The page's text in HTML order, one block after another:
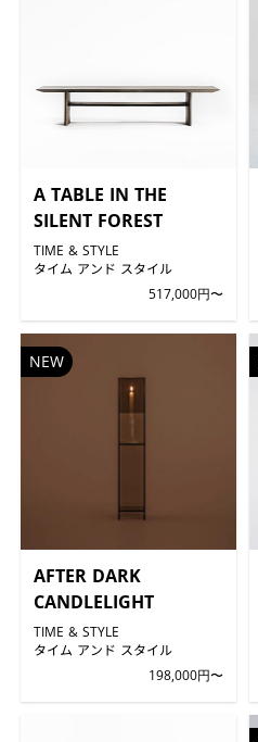
A TABLE IN THE
SILENT FOREST
TIME & STYLE
タイム アンド スタイル
517,000円〜
AFTER DARK
CANDLELIGHT
TIME & STYLE
タイム アンド スタイル
198,000円〜
NEW